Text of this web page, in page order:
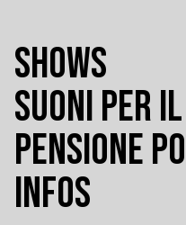
SHOWS
SUONI PER
PENSIONE
INFOS